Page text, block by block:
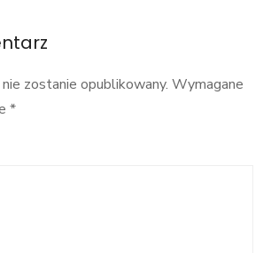
zostanie opublikowany. Wymagane
*